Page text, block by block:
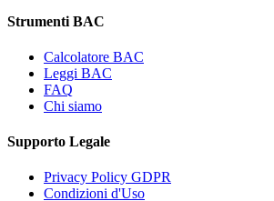
Strumenti BAC
Calcolatore BAC
Leggi BAC
FAQ
Chi siamo
Supporto Legale
Privacy Policy GDPR
Condizioni d'Uso